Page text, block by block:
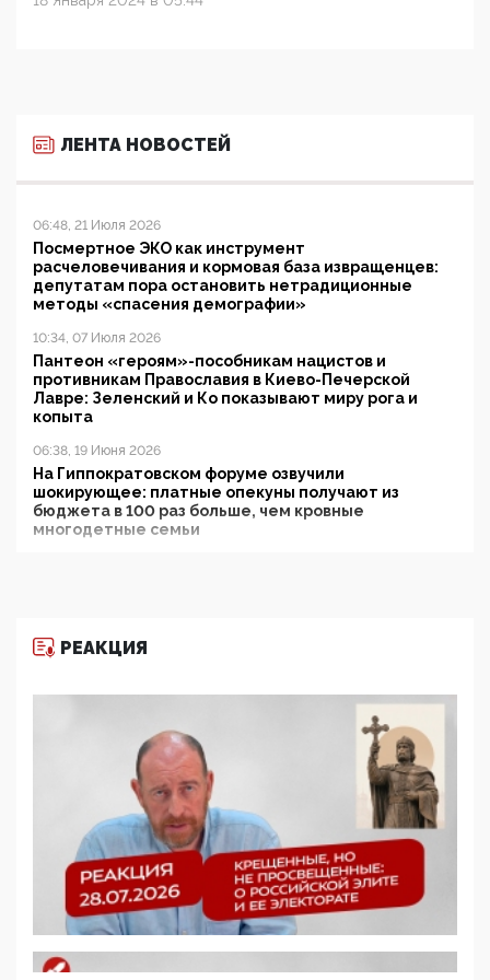
ЛЕНТА НОВОСТЕЙ
06:48, 21 Июля 2026
Посмертное ЭКО как инструмент
расчеловечивания и кормовая база извращенцев:
депутатам пора остановить нетрадиционные
методы «спасения демографии»
10:34, 07 Июля 2026
Пантеон «героям»-пособникам нацистов и
противникам Православия в Киево-Печерской
Лавре: Зеленский и Ко показывают миру рога и
копыта
06:38, 19 Июня 2026
На Гиппократовском форуме озвучили
шокирующее: платные опекуны получают из
бюджета в 100 раз больше, чем кровные
многодетные семьи
11:53, 09 Июня 2026
деятельность ИИТО ЮНЕСКО в России, но
цифроглобалисты продолжают определять
повестку в образовании
09:43, 01 Июня 2026
5G за счет здоровья граждан: Минцифры намерено
отобрать у регионов и муниципалитетов право
защищать жилые дома и социальные объекты от
05:58, 26 Мая 2026
Роскомнадзор освободили от борца с
деструктивным и опасным контентом
07:39, 25 Мая 2026
РЕАКЦИЯ